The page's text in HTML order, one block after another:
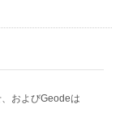
およびGeodeは